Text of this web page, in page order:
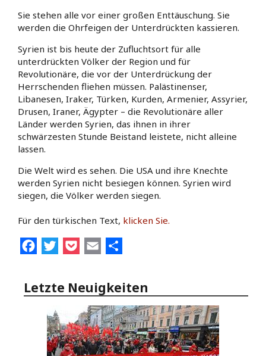
Sie stehen alle vor einer großen Enttäuschung. Sie
werden die Ohrfeigen der Unterdrückten kassieren.
Syrien ist bis heute der Zufluchtsort für alle
unterdrückten Völker der Region und für
Revolutionäre, die vor der Unterdrückung der
Herrschenden fliehen müssen. Palästinenser,
Libanesen, Iraker, Türken, Kurden, Armenier, Assyrier,
Drusen, Iraner, Ägypter – die Revolutionäre aller
Länder werden Syrien, das ihnen in ihrer
schwärzesten Stunde Beistand leistete, nicht alleine
lassen.
Die Welt wird es sehen. Die USA und ihre Knechte
werden Syrien nicht besiegen können. Syrien wird
siegen, die Völker werden siegen.
Für den türkischen Text, klicken Sie.
FacebookTwitterPocketEmail
Letzte Neuigkeiten